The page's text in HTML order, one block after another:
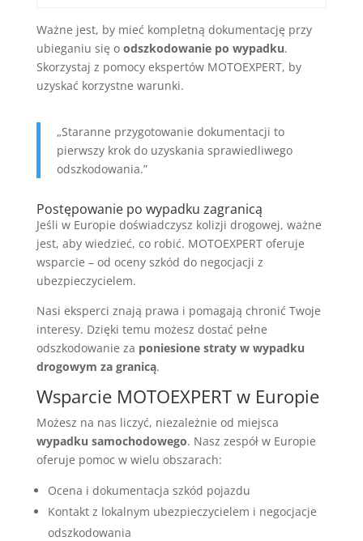
Ważne jest, by mieć kompletną dokumentację przy
ubieganiu się o odszkodowanie po wypadku.
Skorzystaj z pomocy ekspertów MOTOEXPERT, by
uzyskać korzystne warunki.
„Staranne przygotowanie dokumentacji to
pierwszy krok do uzyskania sprawiedliwego
odszkodowania.”
Postępowanie po wypadku zagranicą
Jeśli w Europie doświadczysz kolizji drogowej, ważne
jest, aby wiedzieć, co robić. MOTOEXPERT oferuje
wsparcie – od oceny szkód do negocjacji z
ubezpieczycielem.
Nasi eksperci znają prawa i pomagają chronić Twoje
interesy. Dzięki temu możesz dostać pełne
odszkodowanie za poniesione straty w wypadku
drogowym za granicą.
Wsparcie MOTOEXPERT w Europie
Możesz na nas liczyć, niezależnie od miejsca
wypadku samochodowego. Nasz zespół w Europie
oferuje pomoc w wielu obszarach:
Ocena i dokumentacja szkód pojazdu
Kontakt z lokalnym ubezpieczycielem i negocjacje
odszkodowania